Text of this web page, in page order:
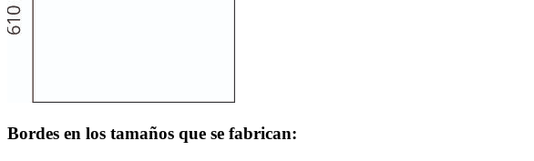
Bordes en los tamaños que se fabrican: